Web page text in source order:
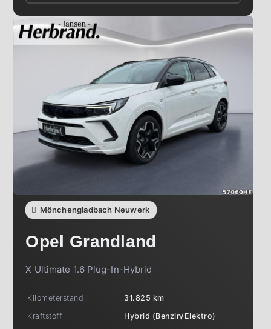
Mönchengladbach Neuwerk
Opel Grandland
X Ultimate 1.6 Plug-In-Hybrid
Kilometerstand
31.825 km
Kraftstoff
Hybrid (Benzin/Elektro)